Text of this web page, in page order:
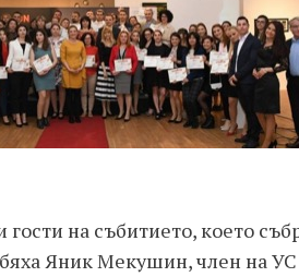
на събитието, което
Яник Мекушин, член на